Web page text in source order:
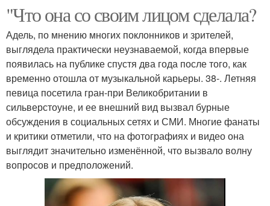
"Что она со своим лицом сделала?
Адель, по мнению многих поклонников и зрителей,
выглядела практически неузнаваемой, когда впервые
появилась на публике спустя два года после того, как
временно отошла от музыкальной карьеры. 38-. Летняя
певица посетила гран-при Великобритании в
сильверстоуне, и ее внешний вид вызвал бурные
обсуждения в социальных сетях и СМИ. Многие фанаты
и критики отметили, что на фотографиях и видео она
выглядит значительно изменённой, что вызвало волну
вопросов и предположений.